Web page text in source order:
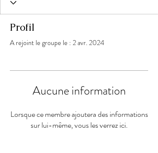
Profil
A rejoint le groupe le : 2 avr. 2024
Aucune information
Lorsque ce membre ajoutera des informations
sur lui-même, vous les verrez ici.